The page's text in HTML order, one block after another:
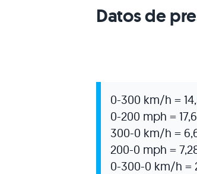
Datos de
0-300 km/h =
0-200 mph =
300-0 km/h =
200-0 mph =
0-300-0 km/h =